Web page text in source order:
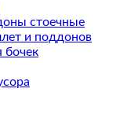
стоечные
и поддонов
бочек